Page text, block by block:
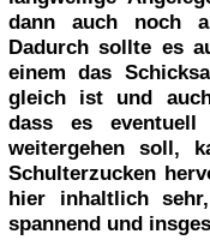
dann auch noch
Dadurch sollte es
einem das
gleich ist und
dass es eventuell
weitergehen soll,
Schulterzucken
hier inhaltlich
spannend und